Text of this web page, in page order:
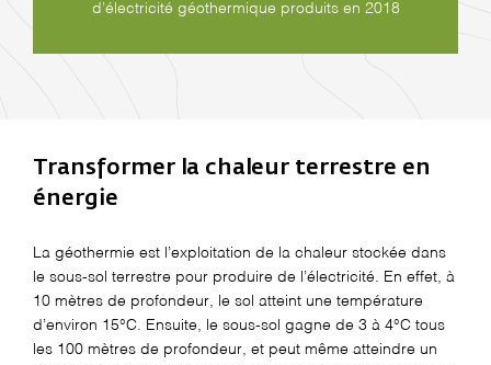
d’électricité géothermique produits en 2018
Transformer la chaleur terrestre en
énergie
La géothermie est l’exploitation de la chaleur stockée dans
le sous-sol terrestre pour produire de l’électricité. En effet, à
10 mètres de profondeur, le sol atteint une température
d’environ 15°C. Ensuite, le sous-sol gagne de 3 à 4°C tous
les 100 mètres de profondeur, et peut même atteindre un